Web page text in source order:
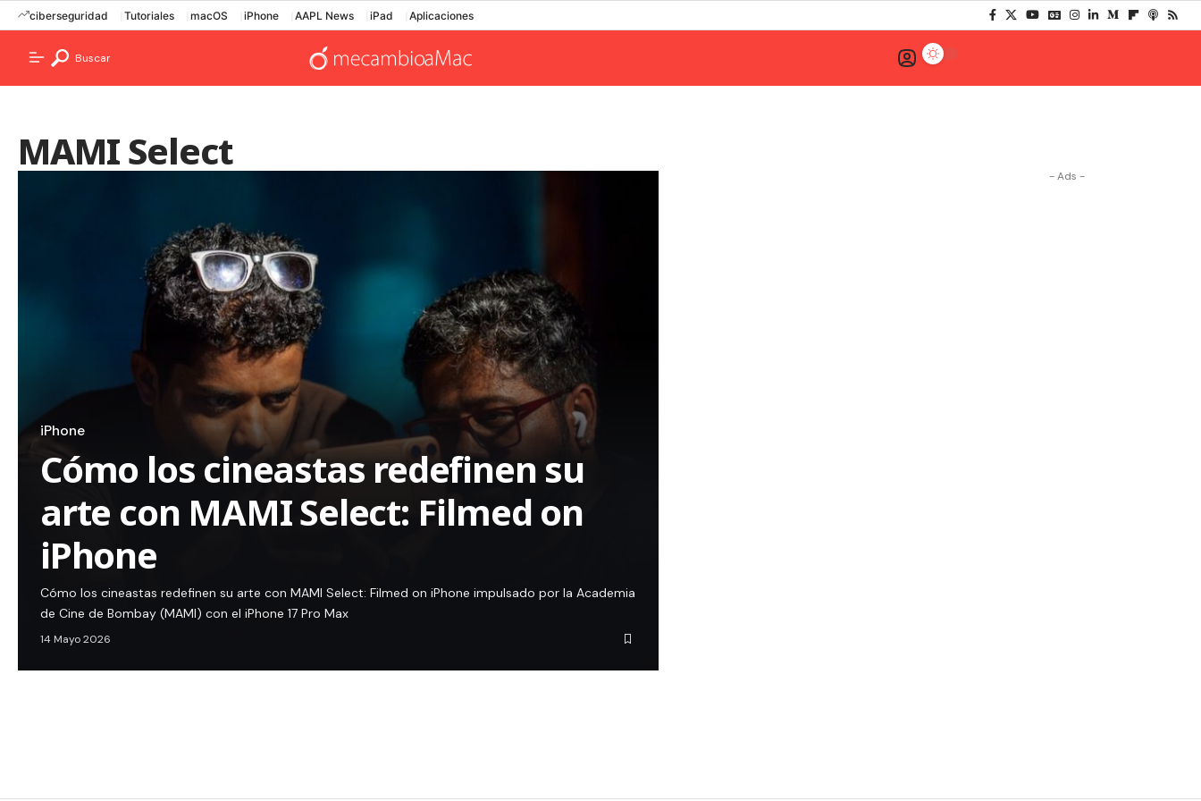
ciberseguridad Tutoriales macOS iPhone AAPL News iPad Aplicaciones
Buscar
MAMI Select
iPhone
Cómo los cineastas redefinen su
arte con MAMI Select: Filmed on
iPhone
Cómo los cineastas redefinen su arte con MAMI Select: Filmed on iPhone impulsado por la Academia
de Cine de Bombay (MAMI) con el iPhone 17 Pro Max
14 Mayo 2026
- Ads -